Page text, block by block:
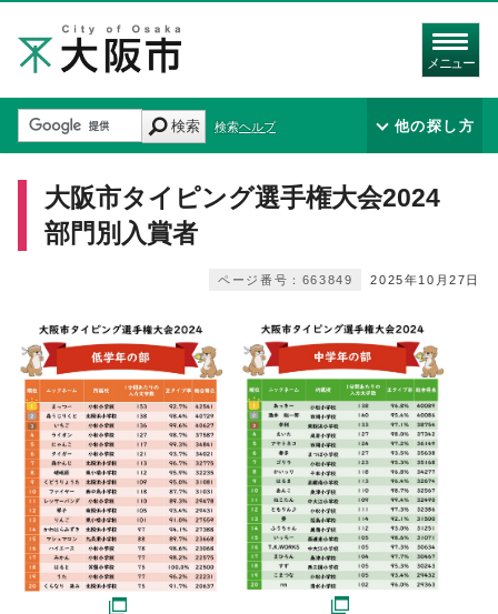
メニュー
検索 検索ヘルプ 他の探し方
大阪市タイピング選手権大会2024
部門別入賞者
2025年10月27日
ページ番号：663849